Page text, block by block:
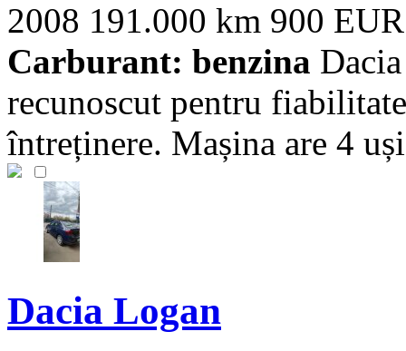
2008 191.000 km 900 EUR
Carburant: benzina
recunoscut pentru
întreținere. Mașina are 4
Dacia Logan